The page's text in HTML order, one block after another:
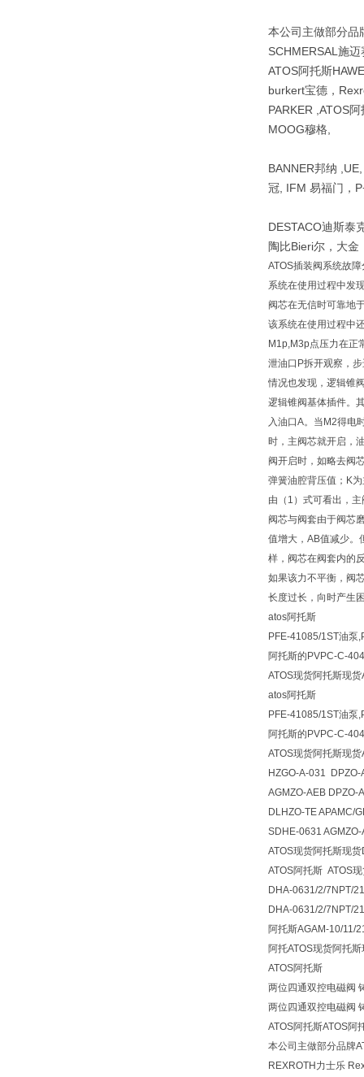
本公司主做部分品
SCHMERSAL施
ATOS阿托斯
burkert宝德，
PARKER ,ATOS
MOOG穆格,
BANNER邦纳
冠, IFM 易福门，
DESTACO迪斯泰
陶比Bieri尔，大金
ATOS插装阀系统故
系统在使用过程中发
阀芯在无信时可靠地
该系统在使用过程中
M1p,M3p点压力在正
泄油口P拆开观察，
情况也发现，逻辑锥
逻辑锥阀基体插件。
入油口A。当M2得电
时，主阀芯就开启，
阀开启时，如略去阀
弹簧油腔背压值；K
由（1）式可看出，
阀芯与阀套由于阀芯
值增大，AB值减少。
样，阀芯在阀套内的
如果该力不平衡，阀
长度过长，向时产生
atos阿托斯
PFE-41085/1ST油泵
阿托斯的PVPC-C-
ATOS现货阿托斯现
atos阿托斯
PFE-41085/1ST油泵
阿托斯的PVPC-C-
ATOS现货阿托斯现货
HZGO-A-031 DPZO-
AGMZO-AEB DPZO-A
DLHZO-TE APAMC/
SDHE-0631 AGMZO-
ATOS现货阿托斯现
ATOS阿托斯 ATOS
DHA-0631/2/7NPT/
DHA-0631/2/7NPT/
阿托斯AGAM-10/11/
阿托ATOS现货阿托斯
ATOS阿托斯
两位四通双控电磁阀
两位四通双控电磁阀
ATOS阿托斯ATOS阿
本公司主做部分品牌
REXROTH力士乐